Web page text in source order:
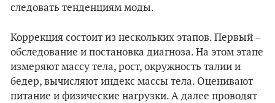
следовать тенденциям моды.
Коррекция состоит из нескольких этапов. Первый –
обследование и постановка диагноза. На этом этапе
измеряют массу тела, рост, окружность талии и
бедер, вычисляют индекс массы тела. Оценивают
питание и физические нагрузки. А далее проводят